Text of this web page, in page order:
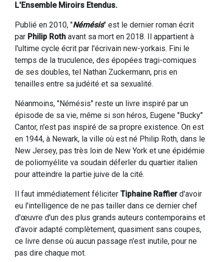
L'Ensemble Miroirs Etendus.
Publié en 2010, "Némésis" est le dernier roman écrit
par Philip Roth avant sa mort en 2018. Il appartient à
l'ultime cycle écrit par l'écrivain new-yorkais. Fini le
temps de la truculence, des épopées tragi-comiques
de ses doubles, tel Nathan Zuckermann, pris en
tenailles entre sa judéité et sa sexualité.
Néanmoins, "Némésis" reste un livre inspiré par un
épisode de sa vie, même si son héros, Eugene "Bucky"
Cantor, n'est pas inspiré de sa propre existence. On est
en 1944, à Newark, la ville où est né Philip Roth, dans le
New Jersey, pas très loin de New York et une épidémie
de poliomyélite va soudain déferler du quartier italien
pour atteindre la partie juive de la cité.
Il faut immédiatement féliciter Tiphaine Raffierd'avoir
eu l'intelligence de ne pas tailler dans ce dernier chef
d'œuvre d'un des plus grands auteurs contemporains et
d'avoir adapté complètement, quasiment sans coupes,
ce livre dense où aucun passage n'est inutile, pour ne
pas dire chaque mot.